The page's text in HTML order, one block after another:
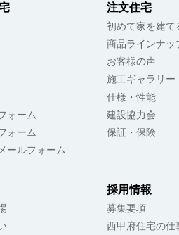
ォーム
ォーム
ールフォーム
注文住宅
初めて家を建て
商品ラインナッ
お客様の声
施工ギャラリー
仕様・性能
建設協力会
保証・保険
採用情報
募集要項
西甲府住宅の仕